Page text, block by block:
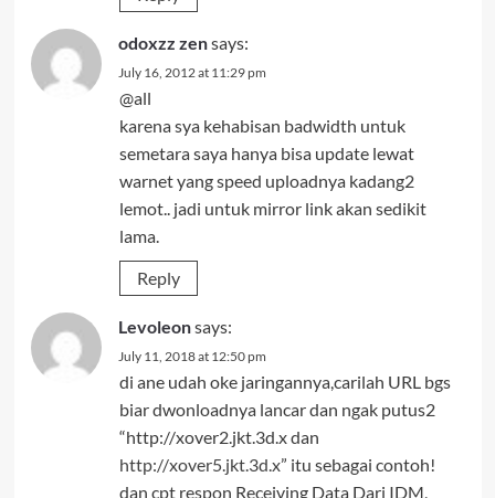
odoxzz zensays:
July 16, 2012 at 11:29 pm
@all
karena sya kehabisan badwidth untuk
semetara saya hanya bisa update lewat
warnet yang speed uploadnya kadang2
lemot.. jadi untuk mirror link akan sedikit
lama.
Reply
Levoleonsays:
July 11, 2018 at 12:50 pm
di ane udah oke jaringannya,carilah URL bgs
biar dwonloadnya lancar dan ngak putus2
“http://xover2.jkt.3d.x dan
http://xover5.jkt.3d.x” itu sebagai contoh!
dan cpt respon Receiving Data Dari IDM,